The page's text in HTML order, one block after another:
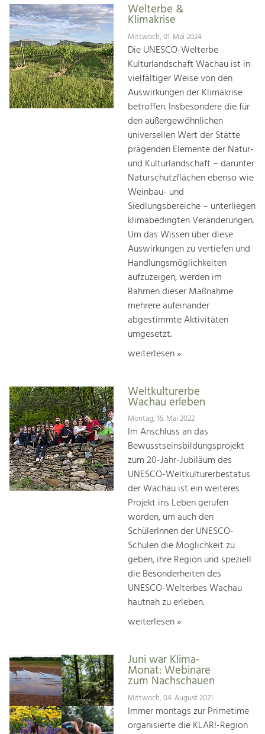
Welterbe &
Klimakrise
Mittwoch, 01. Mai 2024
Die UNESCO-Welterbe
Kulturlandschaft Wachau ist in
vielfältiger Weise von den
Auswirkungen der Klimakrise
betroffen. Insbesondere die für
den außergewöhnlichen
universellen Wert der Stätte
prägenden Elemente der Natur-
und Kulturlandschaft – darunter
Naturschutzflächen ebenso wie
Weinbau- und
Siedlungsbereiche – unterliegen
klimabedingten Veränderungen.
Um das Wissen über diese
Auswirkungen zu vertiefen und
Handlungsmöglichkeiten
aufzuzeigen, werden im
Rahmen dieser Maßnahme
mehrere aufeinander
abgestimmte Aktivitäten
umgesetzt.
weiterlesen »
Weltkulturerbe
Wachau erleben
Montag, 16. Mai 2022
Im Anschluss an das
Bewusstseinsbildungsprojekt
zum 20-Jahr-Jubiläum des
UNESCO-Weltkulturerbestatus
der Wachau ist ein weiteres
Projekt ins Leben gerufen
worden, um auch den
SchülerInnen der UNESCO-
Schulen die Möglichkeit zu
geben, ihre Region und speziell
die Besonderheiten des
UNESCO-Welterbes Wachau
hautnah zu erleben.
weiterlesen »
Juni war Klima-
Monat: Webinare
zum Nachschauen
Mittwoch, 04. August 2021
Immer montags zur Primetime
organisierte die KLAR!-Region